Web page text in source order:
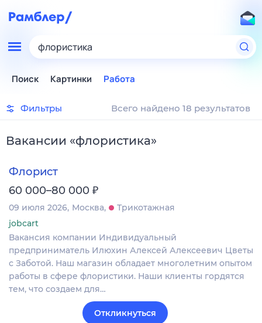
флористика
Поиск Картинки Работа
Фильтры Всего найдено 18 результатов
Вакансии «флористика»
Флорист
60 000–80 000 ₽
09 июля 2026 Москва
Трикотажная
jobcart
Вакансия компании Индивидуальный
предприниматель Илюхин Алексей Алексеевич Цветы
с Заботой. Наш магазин обладает многолетним опытом
работы в сфере флористики. Наши клиенты гордятся
тем, что создаем для…
Откликнуться